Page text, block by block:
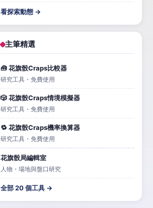
看探索動態 →
主筆精選
🧰 花旗骰Craps比較器
研究工具・免費使用
🎲 花旗骰Craps情境模擬器
研究工具・免費使用
🔁 花旗骰Craps機率換算器
研究工具・免費使用
花旗骰局編輯室
人物・場地與盤口研究
全部 20 個工具 →